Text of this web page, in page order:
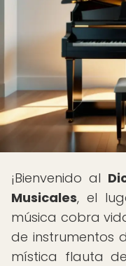
¡Bienvenido al
Musicales, el
música cobra
de instrumentos
mística flauta